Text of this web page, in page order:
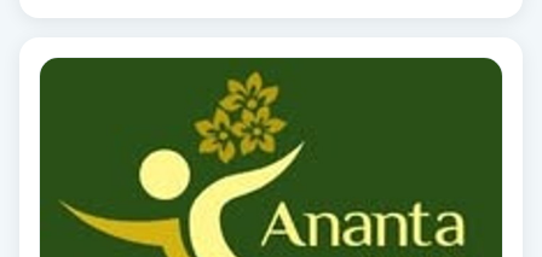
Spa manikyr & pedikyr